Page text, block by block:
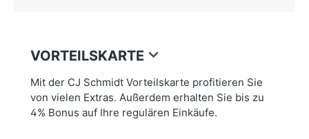
VORTEILSKARTE
Mit der CJ Schmidt Vorteilskarte profitieren Sie
von vielen Extras. Außerdem erhalten Sie bis zu
4% Bonus auf Ihre regulären Einkäufe.